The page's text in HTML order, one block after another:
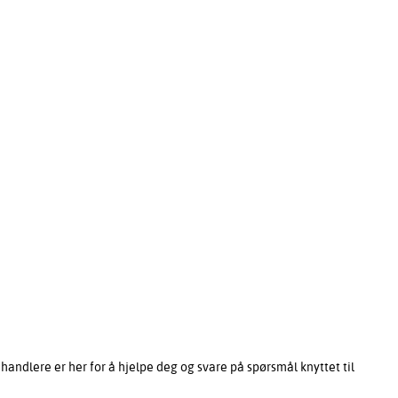
er her for å hjelpe deg og svare på spørsmål knyttet til